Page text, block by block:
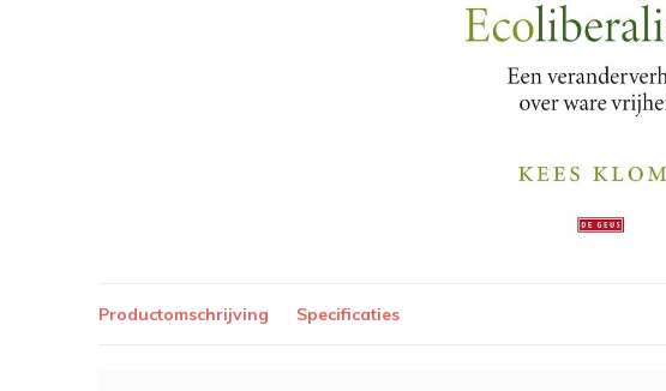
Productomschrijving Specificaties